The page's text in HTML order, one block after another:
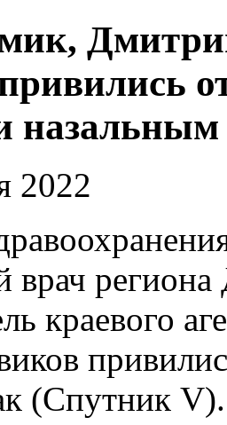
назальным
2022
врач
краевого
V).